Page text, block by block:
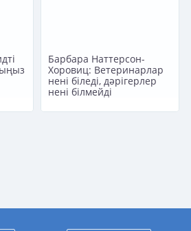
Барбара Наттерсон-
Хоровиц: Ветеринарлар
нені біледі, дәрігерлер
нені білмейді